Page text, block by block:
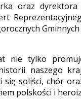
oraz dyrektora
nie tylko
naszego
się soliści, chór
polskości i